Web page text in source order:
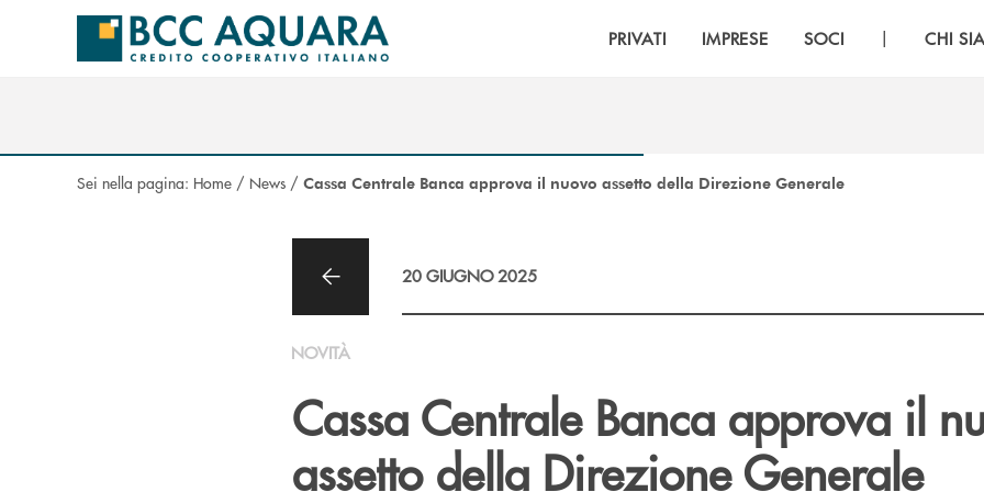
Salta al contenuto principale
PRIVATI IMPRESE SOCI | CHI
Sei nella pagina: Home / News / Cassa Centrale Banca approva il nuovo assetto della Direzione Generale
20 GIUGNO 2025
NOVITÀ
Cassa Centrale Banca approva il
assetto della Direzione Generale